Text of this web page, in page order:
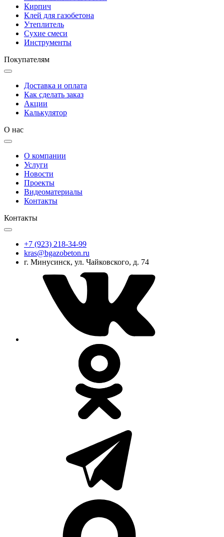
Кирпич
Клей для газобетона
Утеплитель
Сухие смеси
Инструменты
Покупателям
Доставка и оплата
Как сделать заказ
Акции
Калькулятор
О нас
О компании
Услуги
Новости
Проекты
Видеоматериалы
Контакты
Контакты
+7 (923) 218-34-99
kras@bgazobeton.ru
г. Минусинск, ул. Чайковского, д. 74